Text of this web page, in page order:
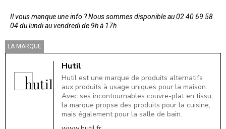
Il vous manque une info ? Nous sommes disponible au 02 40 69 58
04 du lundi au vendredi de 9h à 17h.
LA MARQUE
Hutil
Hutil est une marque de produits alternatifs
aux produits à usage uniques pour la maison.
Avec ses incontournables couvre-plat en tissu,
la marque propse des produits pour la cuisine,
mais également pour la salle de bain.